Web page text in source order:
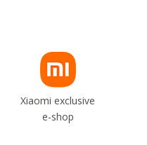
Xiaomi exclusive
e-shop